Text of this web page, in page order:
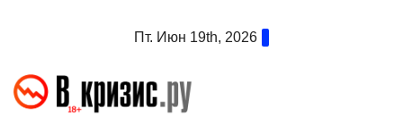
Пт. Июн 19th, 2026